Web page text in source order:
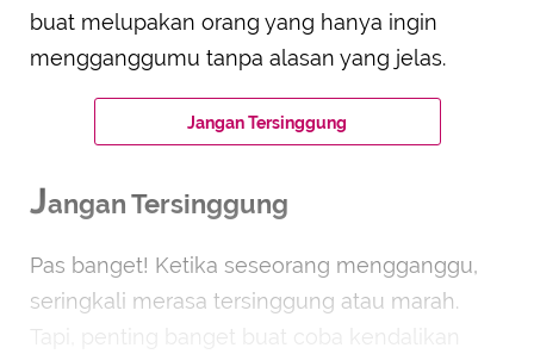
buat melupakan orang yang hanya ingin
mengganggumu tanpa alasan yang jelas.
Jangan Tersinggung
Jangan Tersinggung
Pas banget! Ketika seseorang mengganggu,
seringkali merasa tersinggung atau marah.
Tapi, penting banget buat coba kendalikan